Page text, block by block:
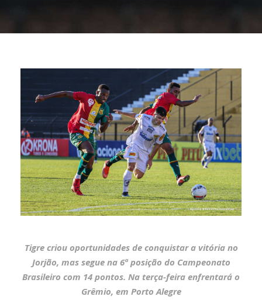
Tigre criou oportunidades de conquistar a vitória no
Jorjão, mas segue na 6ª posição do Campeonato
Brasileiro com 14 pontos. Na terça-feira enfrentará o
Grêmio, em Porto Alegre